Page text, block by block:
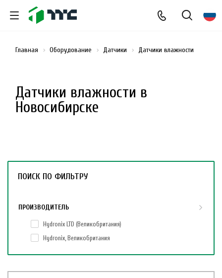
Датчики влажности в
Новосибирске
Главная Оборудование Датчики Датчики влажности
ПОИСК ПО ФИЛЬТРУ
ПРОИЗВОДИТЕЛЬ
Hydronix LTD (Великобритания)
Hydronix, Великобритания